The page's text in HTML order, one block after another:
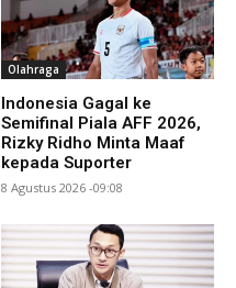
Olahraga
Indonesia Gagal ke
Semifinal Piala AFF 2026,
Rizky Ridho Minta Maaf
kepada Suporter
8 Agustus 2026 -09:08